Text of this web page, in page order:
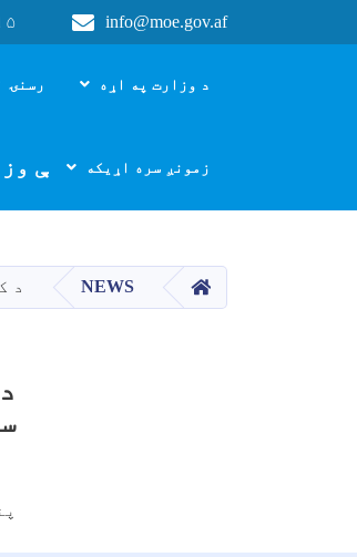
info@moe.gov.af
د پوهنې
د وزارت په اړه رسنۍ
زمونږ سره اړیکه
HOME
NEWS د